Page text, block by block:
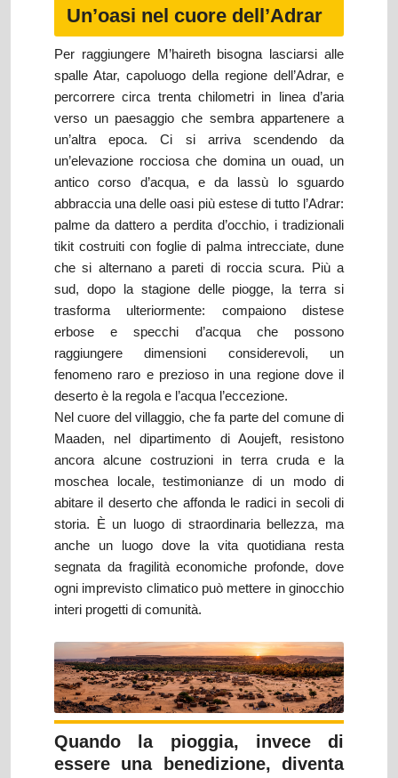
Un’oasi nel cuore dell’Adrar
Per raggiungere M’haireth bisogna lasciarsi alle
spalle Atar, capoluogo della regione dell’Adrar, e
percorrere circa trenta chilometri in linea d’aria
verso un paesaggio che sembra appartenere a
un’altra epoca. Ci si arriva scendendo da
un’elevazione rocciosa che domina un ouad, un
antico corso d’acqua, e da lassù lo sguardo
abbraccia una delle oasi più estese di tutto l’Adrar:
palme da dattero a perdita d’occhio, i tradizionali
tikit costruiti con foglie di palma intrecciate, dune
che si alternano a pareti di roccia scura. Più a
sud, dopo la stagione delle piogge, la terra si
trasforma ulteriormente: compaiono distese
erbose e specchi d’acqua che possono
raggiungere dimensioni considerevoli, un
fenomeno raro e prezioso in una regione dove il
deserto è la regola e l’acqua l’eccezione.
Nel cuore del villaggio, che fa parte del comune di
Maaden, nel dipartimento di Aoujeft, resistono
ancora alcune costruzioni in terra cruda e la
moschea locale, testimonianze di un modo di
abitare il deserto che affonda le radici in secoli di
storia. È un luogo di straordinaria bellezza, ma
anche un luogo dove la vita quotidiana resta
segnata da fragilità economiche profonde, dove
ogni imprevisto climatico può mettere in ginocchio
interi progetti di comunità.
Quando la pioggia, invece di
essere una benedizione, diventa